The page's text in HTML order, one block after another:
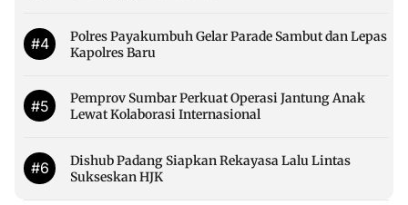
#4
Polres Payakumbuh Gelar Parade Sambut dan Lepas
Kapolres Baru
#5
Pemprov Sumbar Perkuat Operasi Jantung Anak
Lewat Kolaborasi Internasional
#6
Dishub Padang Siapkan Rekayasa Lalu Lintas
Sukseskan HJK